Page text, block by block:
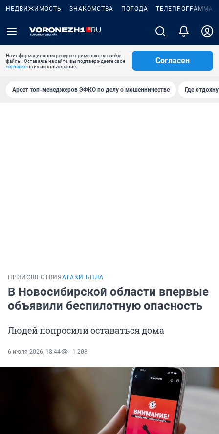
НЕДВИЖИМОСТЬ ЗНАКОМСТВА ПОГОДА ТЕЛЕПРОГРАММА
На информационном ресурсе применяются cookie-
файлы. Оставаясь на сайте, вы подтверждаете свое
согласиена их использование.
Согласен
Арест топ-менеджеров ЭФКО по делу о мошенничестве Где
ПРОИСШЕСТВИЯ АТАКИ БПЛА
В Новосибирской области впервые
объявили беспилотную опасность
Людей попросили оставаться дома
6 июля 2026, 18:44 1 208